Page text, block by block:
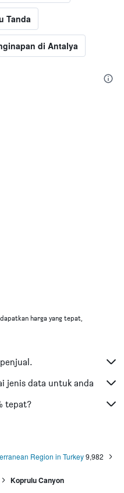
Tanda
di Antalya
harga yang tepat,
jenis data untuk anda
tepat?
Region in Turkey 9,982
Koprulu Canyon